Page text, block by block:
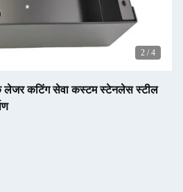
2 / 4
लेजर कटिंग सेवा कस्टम स्टेनलेस स्टील